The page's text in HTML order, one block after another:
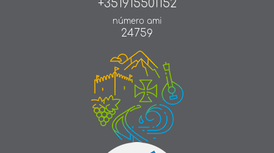
+351915501152
número ami
24759